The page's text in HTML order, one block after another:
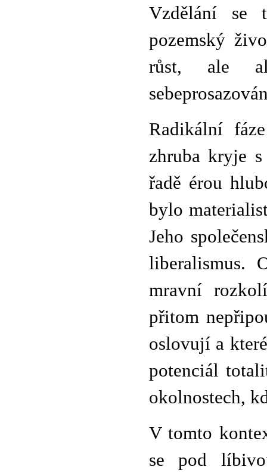
Vzdělání se
pozemský
růst, ale
Radikální
zhruba kryje
řadě érou
bylo
Jeho
liberalismus.
mravní
přitom
oslovují a
potenciál
okolnostech,
V tomto
se pod